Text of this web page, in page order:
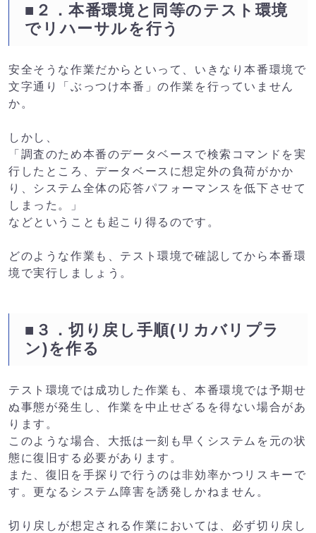
■２．本番環境と同等のテスト環境
でリハーサルを行う
安全そうな作業だからといって、いきなり本番環境で
文字通り「ぶっつけ本番」の作業を行っていません
か。
しかし、
「調査のため本番のデータベースで検索コマンドを実
行したところ、データベースに想定外の負荷がかか
り、システム全体の応答パフォーマンスを低下させて
しまった。」
などということも起こり得るのです。
どのような作業も、テスト環境で確認してから本番環
境で実行しましょう。
■３．切り戻し手順(リカバリプラ
ン)を作る
テスト環境では成功した作業も、本番環境では予期せ
ぬ事態が発生し、作業を中止せざるを得ない場合があ
ります。
このような場合、大抵は一刻も早くシステムを元の状
態に復旧する必要があります。
また、復旧を手探りで行うのは非効率かつリスキーで
す。更なるシステム障害を誘発しかねません。
切り戻しが想定される作業においては、必ず切り戻し